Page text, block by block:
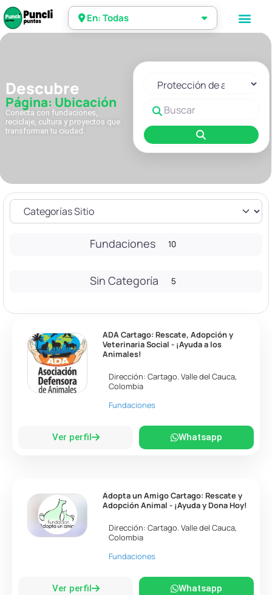
En: Todas
Descubre
Página: Ubicación
Conecta con fundaciones,
reciclaje, cultura y proyectos que
transforman tu ciudad.
Seleccionar el formulario de
Buscar
Fundaciones 10
Sin Categoría 5
ADA Cartago: Rescate, Adopción y
Veterinaria Social - ¡Ayuda a los
Animales!
Dirección:Cartago.Valle del Cauca,
Colombia
Fundaciones
Ver perfil Whatsapp
Adopta un Amigo Cartago: Rescate y
Adopción Animal - ¡Ayuda y Dona Hoy!
Dirección:Cartago.Valle del Cauca,
Colombia
Fundaciones
Ver perfil Whatsapp